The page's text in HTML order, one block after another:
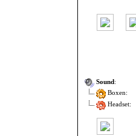
Sound:
Boxen:
Headset: